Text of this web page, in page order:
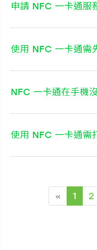
申請 NFC 一卡通服
使用 NFC 一卡通需
NFC 一卡通在手機
使用 NFC 一卡通需
«
1
2